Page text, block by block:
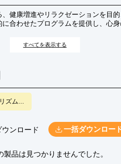
健康増進やリラクゼーションを目
合わせたプログラムを提供し、心
すべてを表示する
ズム...
ンロード 一括ダウンロー
製品は見つかりませんでした。